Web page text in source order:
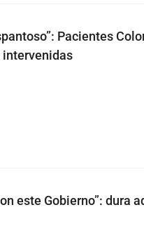
Pacientes
intervenidas
este Gobierno”: dura